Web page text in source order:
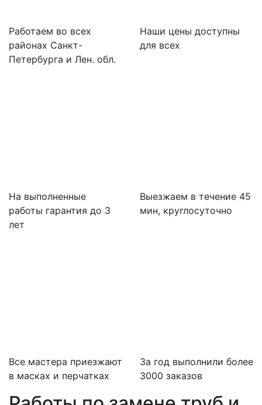
Работаем во всех
районах Санкт-
Петербурга и Лен. обл.
Наши цены доступны
для всех
На выполненные
работы гарантия до 3
лет
Выезжаем в течение 45
мин, круглосуточно
Все мастера приезжают
в масках и перчатках
За год выполнили более
3000 заказов